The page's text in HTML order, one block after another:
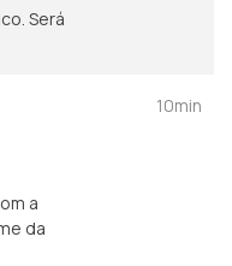
Será
a
da
10min